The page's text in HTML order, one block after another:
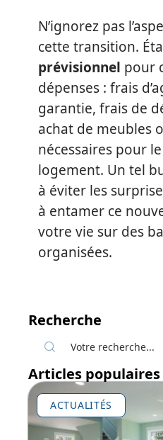
N’ignorez pas
cette transition.
prévisionnel pour
dépenses : frais
garantie, frais de
achat de meubles
nécessaires pour
logement. Un tel
à éviter les
à entamer ce
votre vie sur des
organisées.
Recherche
Articles populaires
ACTUALITÉS